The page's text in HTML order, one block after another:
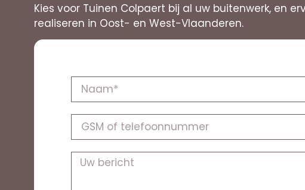
Kies voor Tuinen Colpaert bij al uw buitenwerk, en
realiseren in Oost- en West-Vlaanderen.